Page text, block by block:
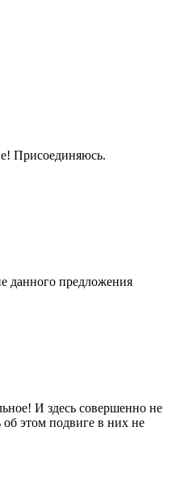
Присоединяюсь.
данного предложения
И здесь совершенно не
этом подвиге в них не